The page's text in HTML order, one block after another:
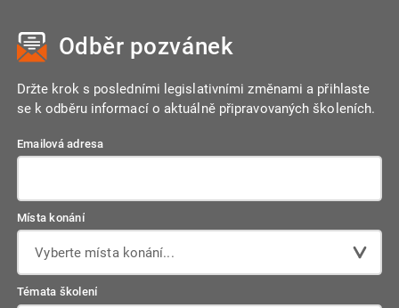
podávání výkazů i nový systém JMHZ. To má zajistit hladký
náběh, odchytání případných "porodních bolestí" a
minimalizovat rizika pro zaměstnavatele.
Odběr pozvánek
Držte krok s posledními legislativními změnami a přihlaste
se k odběru informací o aktuálně připravovaných školeních.
Emailová adresa
Místa konání
Vyberte místa konání...
Témata školení